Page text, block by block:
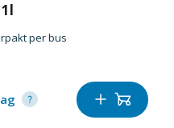
perbus